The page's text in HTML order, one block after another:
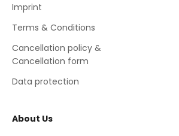
Imprint
Terms & Conditions
Cancellation policy &
Cancellation form
Data protection
About Us